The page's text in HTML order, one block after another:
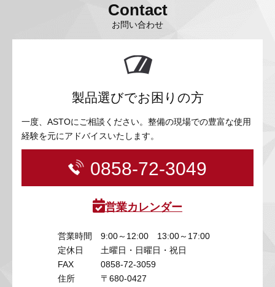
Contact
お問い合わせ
製品選びでお困りの方
一度、ASTOにご相談ください。整備の現場での豊富な使用
経験を元にアドバイスいたします。
0858-72-3049
営業カレンダー
営業時間
9:00～12:00 13:00～17:00
定休日
土曜日・日曜日・祝日
FAX
0858-72-3059
住所
〒680-0427